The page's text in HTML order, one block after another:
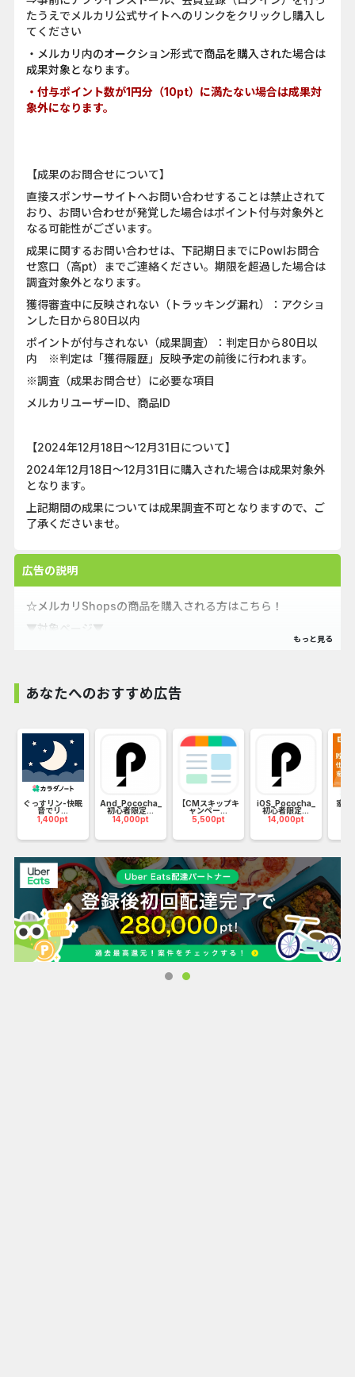
たうえでメルカリ公式サイトへのリンクをクリックし購入し
てください
・メルカリ内のオークション形式で商品を購入された場合は
成果対象となります。
・付与ポイント数が1円分（10pt）に満たない場合は成果対
象外になります。
【成果のお問合せについて】
直接スポンサーサイトへお問い合わせすることは禁止されて
おり、お問い合わせが発覚した場合はポイント付与対象外と
なる可能性がございます。
成果に関するお問い合わせは、下記期日までにPowlお問合
せ窓口（高pt）までご連絡ください。期限を超過した場合は
調査対象外となります。
獲得審査中に反映されない（トラッキング漏れ）：アクショ
ンした日から80日以内
ポイントが付与されない（成果調査）：判定日から80日以
内 ※判定は「獲得履歴」反映予定の前後に行われます。
※調査（成果お問合せ）に必要な項目
メルカリユーザーID、商品ID
【2024年12月18日～12月31日について】
2024年12月18日～12月31日に購入された場合は成果対象外
となります。
上記期間の成果については成果調査不可となりますので、ご
了承くださいませ。
広告の説明
☆メルカリShopsの商品を購入される方はこちら！
▼対象ページ▼
メルカリは無料で使えるフリマアプリ
【不要品を出品】
「まだ使えるけどもう必要ないモノ」をメルカリへ。出品時
の登録は３ステップでOK
売りたい商品を撮影し、案内にそって商品の状態や価格、配
送方法を設定するだけ完了
【欲しい物を買う】
欲しいものが見つかったら購入ボタンを押し、支払い方法を
選択。あとは商品到着を待つだけ。
いま出品されている1億品のなかから欲しい物を、探してみ
ましょう
あなたへのおすすめ広告
ぐっすリン-快眠
音でリ...
1,400pt
And_Pococha_
初心者限定...
14,000pt
【CMスキップキ
ャンペー...
5,500pt
iOS_Pococha_
初心者限定...
14,000pt
家計